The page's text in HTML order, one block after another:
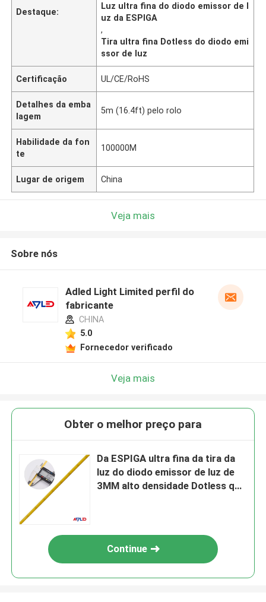
Destaque:
Luz ultra fina do diodo emissor de l
uz da ESPIGA
,
Tira ultra fina Dotless do diodo emi
ssor de luz
Certificação UL/CE/RoHS
Detalhes da emba
lagem
5m (16.4ft) pelo rolo
Habilidade da fon
te
100000M
Lugar de origem China
Veja mais
Sobre nós
Adled Light Limited perfil do
fabricante
CHINA
5.0
Fornecedor verificado
Veja mais
Obter o melhor preço para
Da ESPIGA ultra fina da tira da
luz do diodo emissor de luz de
3MM alto densidade Dotless que
Continue